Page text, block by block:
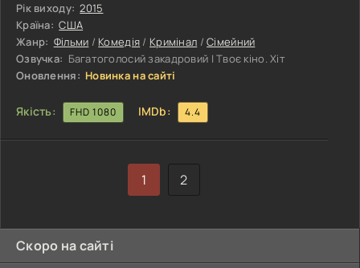
головний герой їде не просто так. Герой відвідає виставку,
присвячену охороні. Компанію йому складе його дочка на
ім'я Майя. Дівчина незабаром повинна поїхати в коледж, і
тому це останні дні, коли вона може провести час з
рідними. Батько і
Рік виходу: 2015
Країна: США
Жанр: Фільми / Комедія / Кримінал /Сімейний
Озвучка: Багатоголосий закадровий | Твоє кіно. Хіт
Оновлення: Новинка на сайті
Якість: FHD 1080 IMDb: 4.4
1 2
Скоро на сайті